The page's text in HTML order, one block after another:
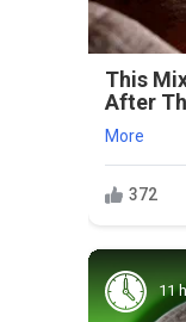
This
After
More
372
11